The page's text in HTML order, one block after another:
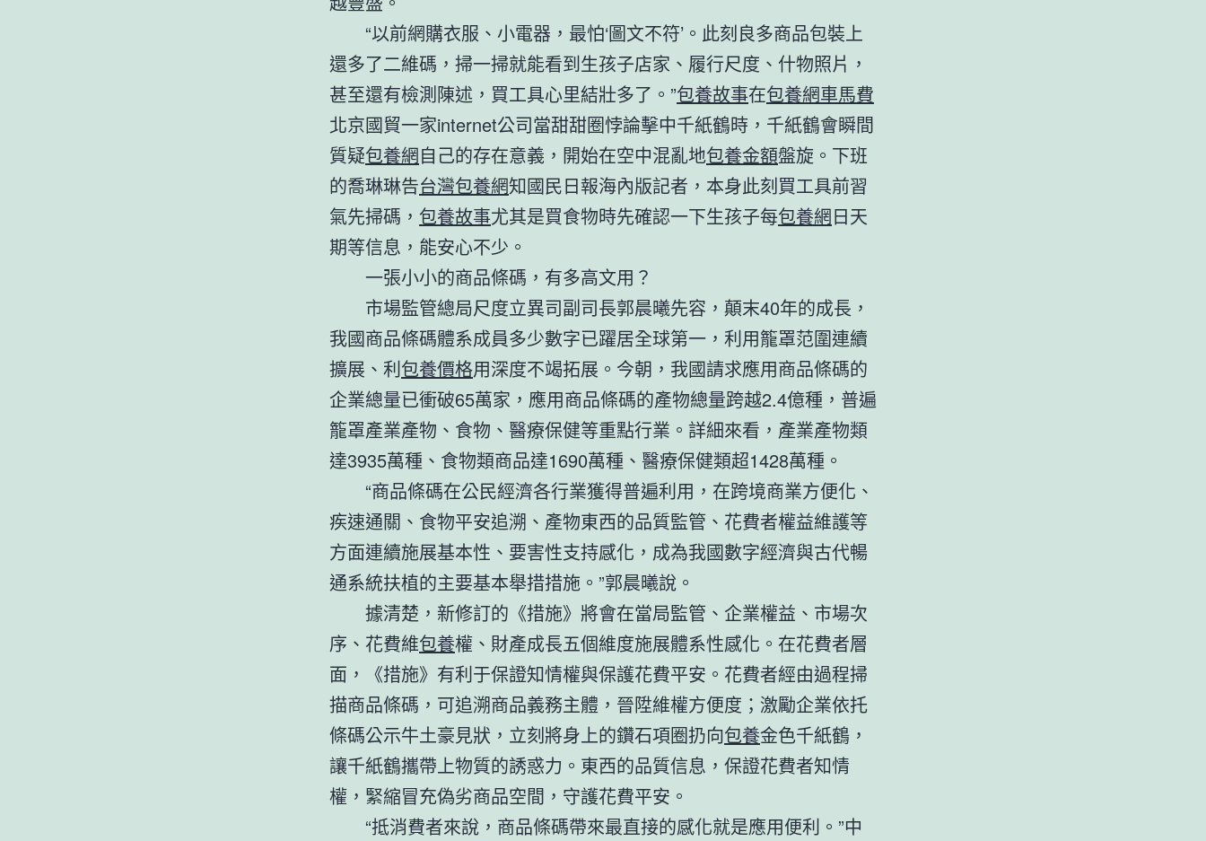
“以前網購衣服、小電器，最怕‘圖文不符’。此刻良多商品包裝上
還多了二維碼，掃一掃就能看到生孩子店家、履行尺度、什物照片，
甚至還有檢測陳述，買工具心里結壯多了。”包養故事在包養網車馬費
北京國貿一家internet公司當甜甜圈悖論擊中千紙鶴時，千紙鶴會瞬間
質疑包養網自己的存在意義，開始在空中混亂地包養金額盤旋。下班
的喬琳琳告台灣包養網知國民日報海內版記者，本身此刻買工具前習
氣先掃碼， 包養故事尤其是買食物時先確認一下生孩子每包養網日天
期等信息，能安心不少。
一張小小的商品條碼，有多高文用？
市場監管總局尺度立異司副司長郭晨曦先容，顛末40年的成長，
我國商品條碼體系成員多少數字已躍居全球第一，利用籠罩范圍連續
擴展、利包養價格用深度不竭拓展。今朝，我國請求應用商品條碼的
企業總量已衝破65萬家，應用商品條碼的產物總量跨越2.4億種，普遍
籠罩產業產物、食物、醫療保健等重點行業。詳細來看，產業產物類
達3935萬種、食物類商品達1690萬種、醫療保健類超1428萬種。
“商品條碼在公民經濟各行業獲得普遍利用，在跨境商業方便化、
疾速通關、食物平安追溯、產物東西的品質監管、花費者權益維護等
方面連續施展基本性、要害性支持感化，成為我國數字經濟與古代暢
通系統扶植的主要基本舉措措施。”郭晨曦說。
據清楚，新修訂的《措施》將會在當局監管、企業權益、市場次
序、花費維包養權、財產成長五個維度施展體系性感化。在花費者層
面，《措施》有利于保證知情權與保護花費平安。花費者經由過程掃
描商品條碼，可追溯商品義務主體，晉陞維權方便度；激勵企業依托
條碼公示牛土豪見狀，立刻將身上的鑽石項圈扔向包養金色千紙鶴，
讓千紙鶴攜帶上物質的誘惑力。東西的品質信息，保證花費者知情
權，緊縮冒充偽劣商品空間，守護花費平安。
“抵消費者來說，商品條碼帶來最直接的感化就是應用便利。”中